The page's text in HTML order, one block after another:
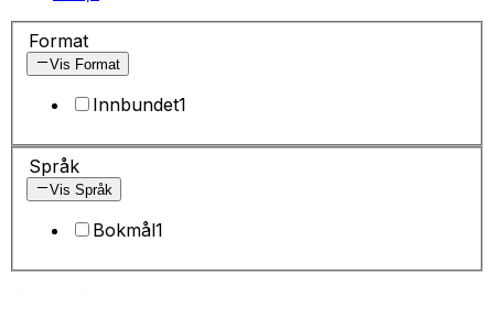
Format
Vis Format
Innbundet1
Språk
Vis Språk
Bokmål1